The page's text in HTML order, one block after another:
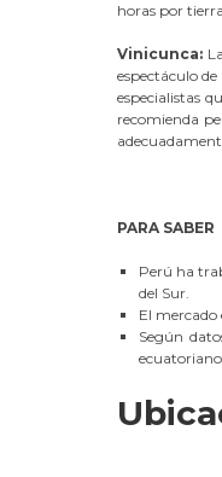
horas por
Vinicunca:
espectáculo
especialistas
recomienda
PARA SABER
Perú ha
del Sur.
El
Según